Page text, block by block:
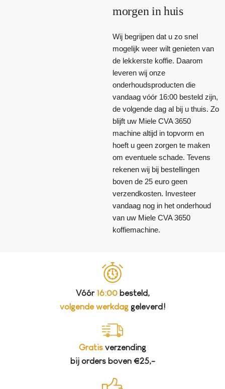
morgen in huis
Wij begrijpen dat u zo snel
mogelijk weer wilt genieten van
de lekkerste koffie. Daarom
leveren wij onze
onderhoudsproducten die
vandaag vóór 16:00 besteld zijn,
de volgende dag al bij u thuis. Zo
blijft uw Miele CVA 3650
machine altijd in topvorm en
hoeft u geen zorgen te maken
om eventuele schade. Tevens
rekenen wij bij bestellingen
boven de 25 euro geen
verzendkosten. Investeer
vandaag nog in het onderhoud
van uw Miele CVA 3650
koffiemachine.
Vóór 16:00besteld,
volgende werkdaggeleverd!
Gratis verzending
bij orders boven €25,-